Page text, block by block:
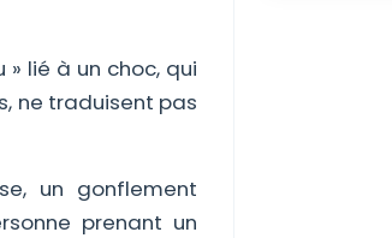
lié à un choc, qui
ne traduisent pas
un gonflement
prenant un